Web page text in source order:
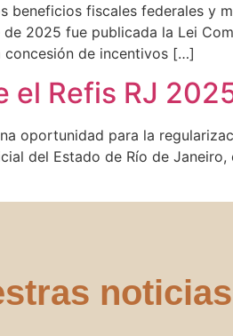
beneficios fiscales federales y
2025 fue publicada la Lei
de incentivos […]
el Refis RJ
oportunidad para la
del Estado de Río de
noticias